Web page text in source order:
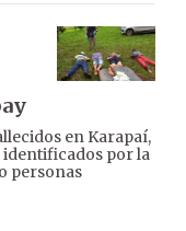
en Karapaí,
por la
personas